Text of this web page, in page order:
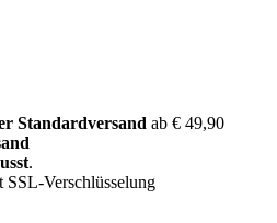
Standardversand ab € 49,90
.
SSL-Verschlüsselung